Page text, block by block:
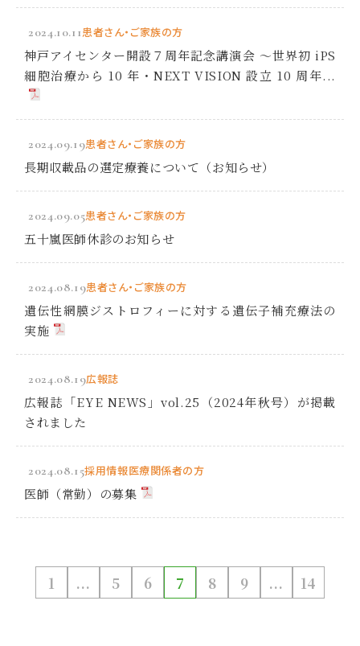
2024.10.11患者さん・ご家族の方
神戸アイセンター開設７周年記念講演会 ～世界初 iPS
細胞治療から 10 年・NEXT VISION 設立 10 周年...
2024.09.19患者さん・ご家族の方
長期収載品の選定療養について（お知らせ）
2024.09.05患者さん・ご家族の方
五十嵐医師休診のお知らせ
2024.08.19患者さん・ご家族の方
遺伝性網膜ジストロフィーに対する遺伝子補充療法の
実施
2024.08.19広報誌
広報誌「EYE NEWS」vol.25（2024年秋号）が掲載
されました
2024.08.15採用情報医療関係者の方
医師（常勤）の募集
1 ... 5 6 7 8 9 ... 14